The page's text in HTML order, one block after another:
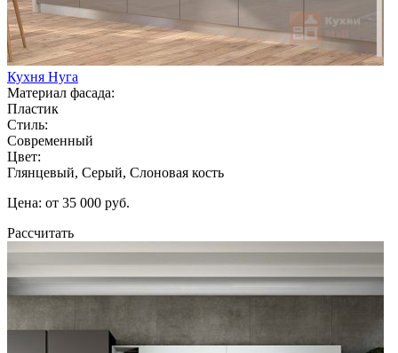
Кухня Нуга
Материал фасада:
Пластик
Стиль:
Современный
Цвет:
Глянцевый, Серый, Слоновая кость
Цена: от 35 000 руб.
Рассчитать